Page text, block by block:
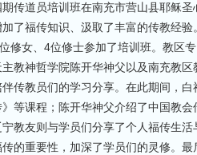
传道员培训班在南充市营山县耶稣圣
了福传知识、汲取了丰富的传教经验。
修女、4位修士参加了培训班。教区
教神哲学院陈开华神父以及南充教区
传教员们的学习分享。在此期间，白
等课程；陈开华神父介绍了中国教会
教友则与学员们分享了个人福传生活
的重要性，加深了学员们的灵修。最